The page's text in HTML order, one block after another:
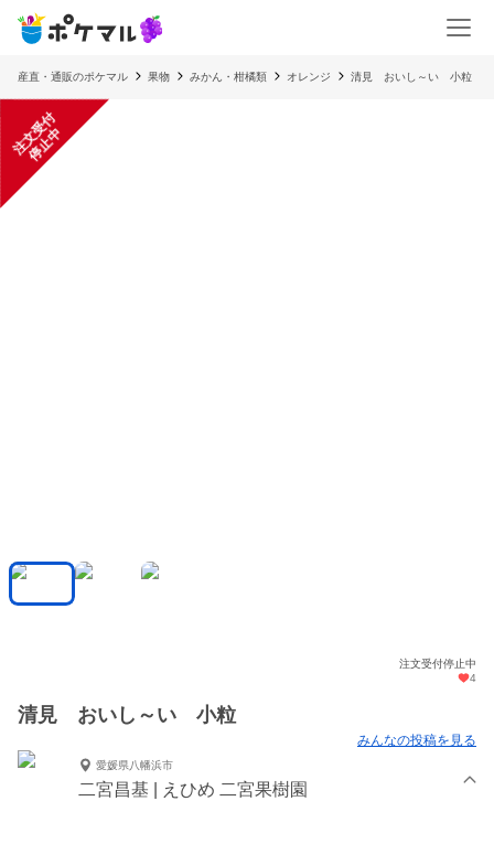
産直・通販のポケマル 果物 みかん・柑橘類 オレンジ 清見 おいし～い 小粒
注
文
受
付
停
止
中
注文受付停止中
4
清見 おいし～い 小粒
みんなの投稿を見る
愛媛県八幡浜市
二宮昌基 | えひめ 二宮果樹園